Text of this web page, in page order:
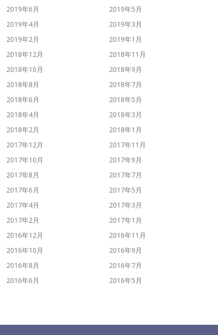
2019年6月
2019年5月
2019年4月
2019年3月
2019年2月
2019年1月
2018年12月
2018年11月
2018年10月
2018年9月
2018年8月
2018年7月
2018年6月
2018年5月
2018年4月
2018年3月
2018年2月
2018年1月
2017年12月
2017年11月
2017年10月
2017年9月
2017年8月
2017年7月
2017年6月
2017年5月
2017年4月
2017年3月
2017年2月
2017年1月
2016年12月
2016年11月
2016年10月
2016年9月
2016年8月
2016年7月
2016年6月
2016年5月